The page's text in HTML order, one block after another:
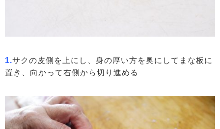
1.サクの皮側を上にし、身の厚い方を奥にしてまな板に
置き、向かって右側から切り進める